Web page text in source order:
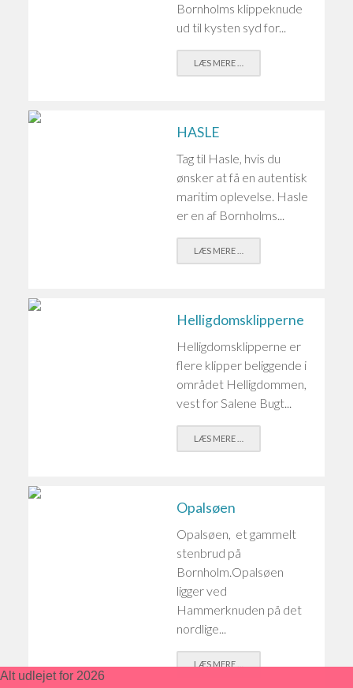
Bornholms klippeknude
ud til kysten syd for...
LÆS MERE …
HASLE
Tag til Hasle, hvis du
ønsker at få en autentisk
maritim oplevelse. Hasle
er en af Bornholms...
LÆS MERE …
Helligdomsklipperne
Helligdomsklipperne er
flere klipper beliggende i
området Helligdommen,
vest for Salene Bugt...
LÆS MERE …
Opalsøen
Opalsøen, et gammelt
stenbrud på
Bornholm.Opalsøen
ligger ved
Hammerknuden på det
nordlige...
LÆS MERE …
Alt udlejet for 2026